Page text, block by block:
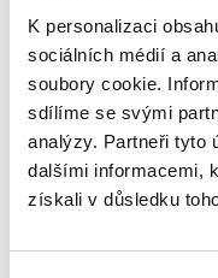
K personalizaci
sociálních médií a
soubory cookie.
sdílíme se svými
analýzy. Partneři tyto
dalšími informacemi,
získali v důsledku